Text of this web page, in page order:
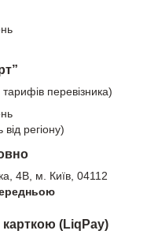
перевізника)
регіону)
4В, м. Київ, 04112
(LiqPay)